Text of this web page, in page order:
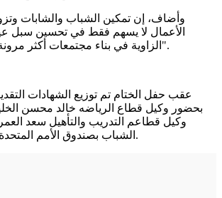
وأضاف، إن تمكين الشباب والشابات
الأعمال لا يسهم فقط في تحسين سبل
الزاوية في بناء مجتمعات أكثر مرونة واستقرارًا وازدهارًا".
عقب حفل الختام تم توزيع الشهادات
بحضور وكيل قطاع الرياضه خالد محسن
وكيل قطاعم التدريب والتأهيل سعد
الشباب بصندوق الأمم المتحدة للسكان علاء إيهاب.